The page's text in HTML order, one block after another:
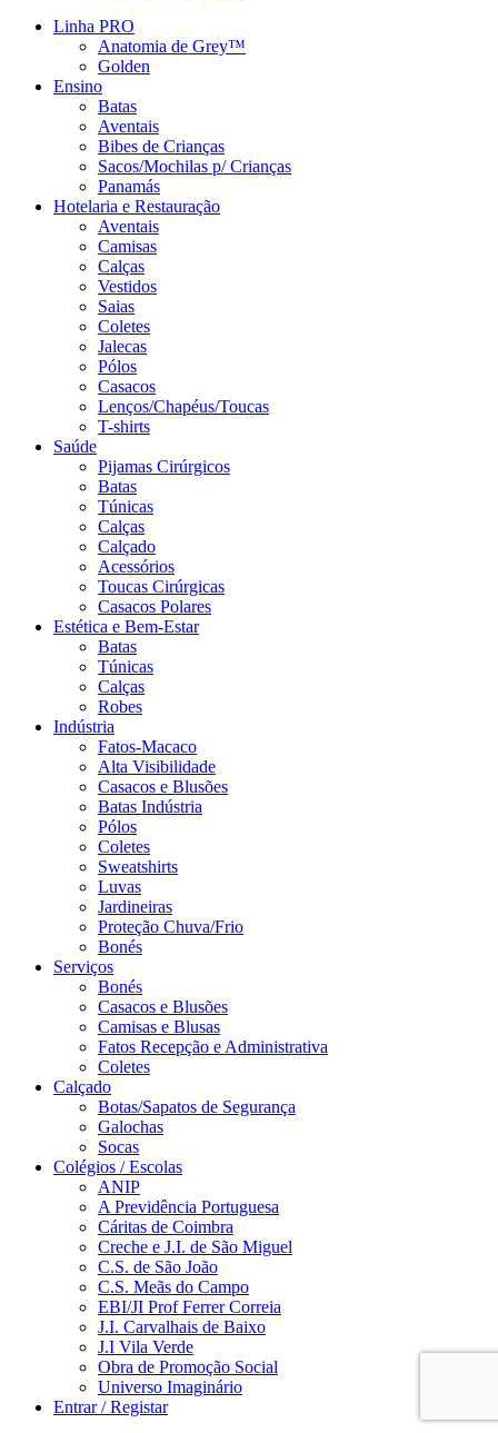
Linha PRO
Anatomia de Grey™
Golden
Ensino
Batas
Aventais
Bibes de Crianças
Sacos/Mochilas p/ Crianças
Panamás
Hotelaria e Restauração
Aventais
Camisas
Calças
Vestidos
Saias
Coletes
Jalecas
Pólos
Casacos
Lenços/Chapéus/Toucas
T-shirts
Saúde
Pijamas Cirúrgicos
Batas
Túnicas
Calças
Calçado
Acessórios
Toucas Cirúrgicas
Casacos Polares
Estética e Bem-Estar
Batas
Túnicas
Calças
Robes
Indústria
Fatos-Macaco
Alta Visibilidade
Casacos e Blusões
Batas Indústria
Pólos
Coletes
Sweatshirts
Luvas
Jardineiras
Proteção Chuva/Frio
Bonés
Serviços
Bonés
Casacos e Blusões
Camisas e Blusas
Fatos Recepção e Administrativa
Coletes
Calçado
Botas/Sapatos de Segurança
Galochas
Socas
Colégios / Escolas
ANIP
A Previdência Portuguesa
Cáritas de Coimbra
Creche e J.I. de São Miguel
C.S. de São João
C.S. Meãs do Campo
EBI/JI Prof Ferrer Correia
J.I. Carvalhais de Baixo
J.I Vila Verde
Obra de Promoção Social
Universo Imaginário
Entrar / Registar